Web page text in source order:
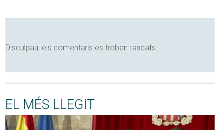
Disculpau, els comentaris es troben tancats
EL MÉS LLEGIT